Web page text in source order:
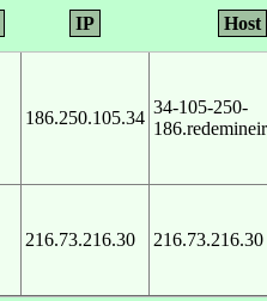
IP Host
186.250.105.34
34-105-250-
216.73.216.30 216.73.216.30